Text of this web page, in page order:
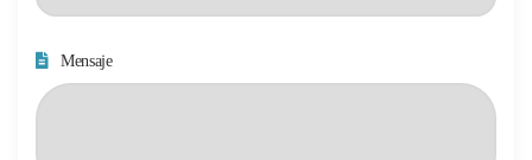
Mensaje